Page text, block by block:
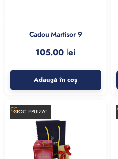
Cadou Martisor 9
105.00 lei
Adaugă în coș
STOC EPUIZAT